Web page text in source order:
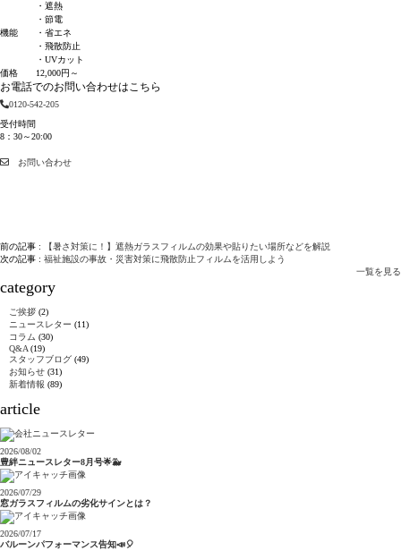
機能
・遮熱
・節電
・省エネ
・飛散防止
・UVカット
価格
12,000円～
お電話でのお問い合わせはこちら
0120-542-205
受付時間
8：30～20:00
お問い合わせ
前の記事 :
【暑さ対策に！】遮熱ガラスフィルムの効果や貼りたい場所などを解説
次の記事 : 福祉施設の事故・災害対策に飛散防止フィルムを活用しよう
一覧を見る
category
ご挨拶 (2)
ニュースレター (11)
コラム (30)
Q&A(19)
スタッフブログ (49)
お知らせ (31)
新着情報 (89)
article
2026/08/02
豊絆ニュースレター8月号🌟🐳
2026/07/29
窓ガラスフィルムの劣化サインとは？
2026/07/17
バルーンパフォーマンス告知📣🎈